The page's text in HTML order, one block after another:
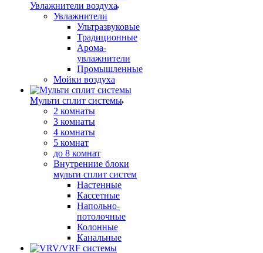
Увлажнители воздуха
Увлажнители
Ультразвуковые
Традиционные
Арома-
увлажнители
Промышленные
Мойки воздуха
Мульти сплит системы
2 комнаты
3 комнаты
4 комнаты
5 комнат
до 8 комнат
Внутренние блоки
мульти сплит систем
Настенные
Кассетные
Напольно-
потолочные
Колонные
Канальные